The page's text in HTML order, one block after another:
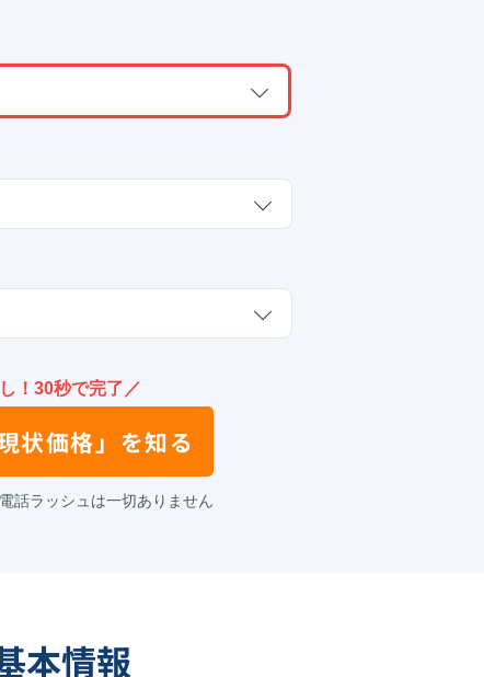
！30秒で完了／
現状価格」を知る
話ラッシュは一切ありません
本情報